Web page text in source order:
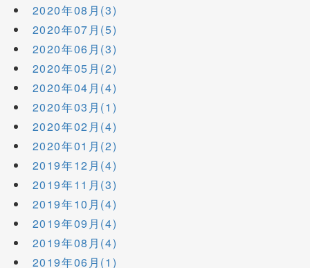
2020年08月(3)
2020年07月(5)
2020年06月(3)
2020年05月(2)
2020年04月(4)
2020年03月(1)
2020年02月(4)
2020年01月(2)
2019年12月(4)
2019年11月(3)
2019年10月(4)
2019年09月(4)
2019年08月(4)
2019年06月(1)